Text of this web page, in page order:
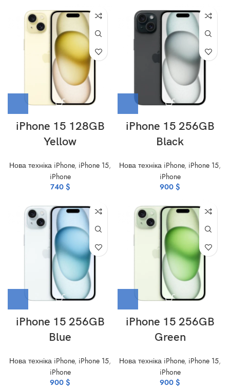
iPhone 15 128GB
Yellow
Нова техніка iPhone, iPhone 15,
iPhone
740 $
iPhone 15 256GB
Black
Нова техніка iPhone, iPhone 15,
iPhone
900 $
iPhone 15 256GB
Blue
Нова техніка iPhone, iPhone 15,
iPhone
900 $
iPhone 15 256GB
Green
Нова техніка iPhone, iPhone 15,
iPhone
900 $